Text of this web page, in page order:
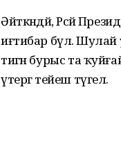
Әйткәндәй, Рәсәй
иғтибар бүлә.
тигән бурыс та
үтергә тейеш түгел.